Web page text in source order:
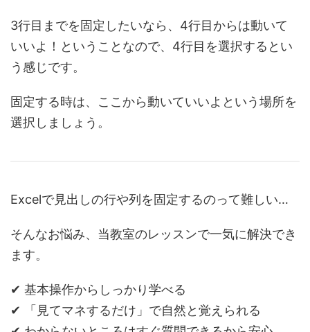
3行目までを固定したいなら、4行目からは動いて
いいよ！ということなので、4行目を選択するとい
う感じです。
固定する時は、ここから動いていいよという場所を
選択しましょう。
Excelで見出しの行や列を固定するのって難しい…
そんなお悩み、当教室のレッスンで一気に解決でき
ます。
✔ 基本操作からしっかり学べる
✔ 「見てマネするだけ」で自然と覚えられる